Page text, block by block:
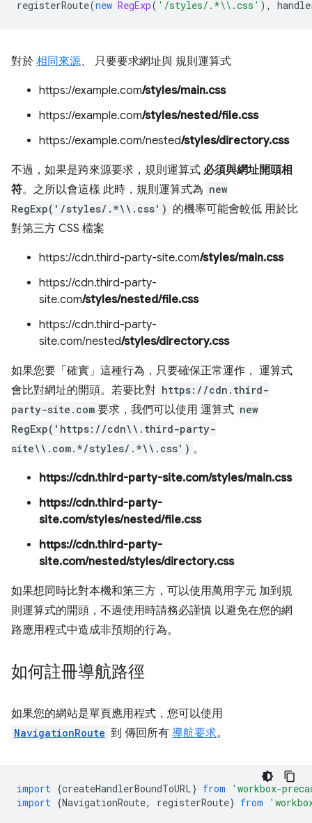
registerRoute(new RegExp( '/styles/.*\\.css' ),
對於 相同來源、 只要要求網址與 規則運算式
https://example.com/styles/main.css
https://example.com/styles/nested/file.css
https://example.com/nested/styles/directory.css
不過，如果是跨來源要求，規則運算式 必須與網址開頭相
符。之所以會這樣 此時，規則運算式為 new
RegExp('/styles/.*\\.css') 的機率可能會較低 用於比
對第三方 CSS 檔案
https://cdn.third-party-site.com/styles/main.css
https://cdn.third-party-
site.com/styles/nested/file.css
https://cdn.third-party-
site.com/nested/styles/directory.css
如果您要「確實」 這種行為，只要確保正常運作， 運算式
會比對網址的開頭。若要比對 https://cdn.third-
party-site.com 要求，我們可以使用 運算式 new
RegExp('https://cdn\\.third-party-
site\\.com.*/styles/.*\\.css') 。
https://cdn.third-party-site.com/styles/main.css
https://cdn.third-party-
site.com/styles/nested/file.css
https://cdn.third-party-
site.com/nested/styles/directory.css
如果想同時比對本機和第三方，可以使用萬用字元 加到規
則運算式的開頭，不過使用時請務必謹慎 以避免在您的網
路應用程式中造成非預期的行為。
如何註冊導航路徑
如果您的網站是單頁應用程式，您可以使用
NavigationRoute 到 傳回所有 導航要求。
import {createHandlerBoundToURL} from
'workbox-
import {NavigationRoute, registerRoute} from